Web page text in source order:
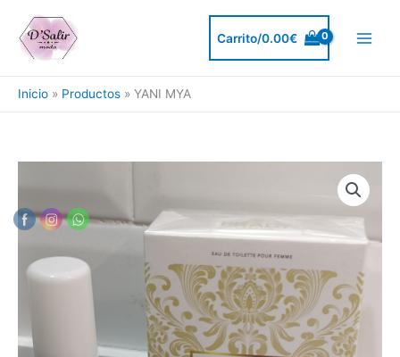
contenido
Carrito/0.00€
Inicio Productos YANI MYA
cantidad